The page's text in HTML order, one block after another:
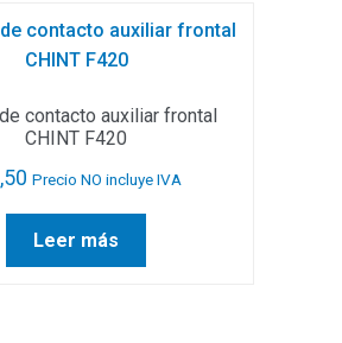
contacto auxiliar frontal
CHINT F420
Precio NO incluye IVA
Leer más